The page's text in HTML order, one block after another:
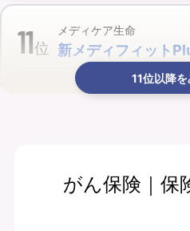
11位
メディケア生命
新メディフィット
月払保険料
11位以降を
がん保険｜保